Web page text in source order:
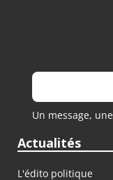
Un message,
Actualités
L'édito politique